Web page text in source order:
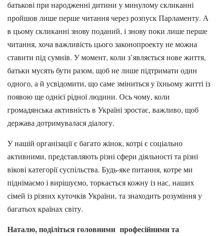
батькові при народженні дитини у минулому скликанні
пройшов лише перше читання через розпуск Парламенту. А
в цьому скликанні знову поданий, і знову поки лише перше
читання, хоча важливість цього законопроекту не можна
ставити під сумнів. У момент, коли з’являється нове життя,
батьки мусять бути разом, щоб не лише підтримати один
одного, а й усвідомити, що саме зміниться у їхньому житті із
появою ще однієї рідної людини. Ось чому, коли
громадянська активність в Україні зростає, важливо, щоб
держава дотримувалася діалогу.
У нашій організації є багато жінок, котрі є соціально
активними, представляють різні сфери діяльності та різні
вікові категорії суспільства. Будь-яке питання, котре ми
піднімаємо і вирішуємо, торкається кожну із нас, наших
сімей із різних куточків України, та знаходить розуміння у
багатьох країнах світу.
Наталю, поділіться головними професійними та